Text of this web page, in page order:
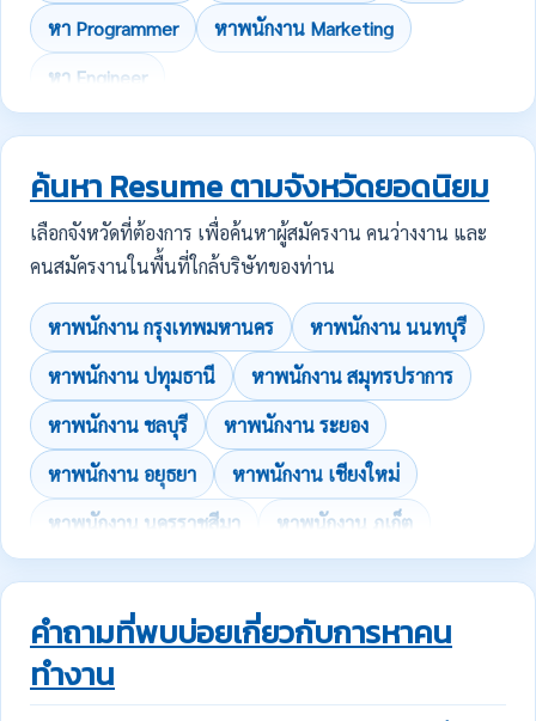
หา Programmer
หาพนักงาน Marketing
หา Engineer
ค้นหา Resume ตามจังหวัดยอดนิยม
เลือกจังหวัดที่ต้องการ เพื่อค้นหาผู้สมัครงาน คนว่างงาน และ
คนสมัครงานในพื้นที่ใกล้บริษัทของท่าน
หาพนักงาน กรุงเทพมหานคร
หาพนักงาน นนทบุรี
หาพนักงาน ปทุมธานี
หาพนักงาน สมุทรปราการ
หาพนักงาน ชลบุรี
หาพนักงาน ระยอง
หาพนักงาน อยุธยา
หาพนักงาน เชียงใหม่
หาพนักงาน นครราชสีมา
หาพนักงาน ภูเก็ต
คำถามที่พบบ่อยเกี่ยวกับการหาคน
ทำงาน